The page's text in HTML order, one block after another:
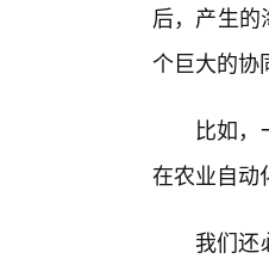
后，产生
个巨大的协
比如，
在农业自
我们还